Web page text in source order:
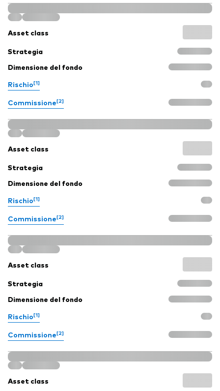
Asset class
Strategia
Dimensione del fondo
Rischio[1]
Commissione[2]
Asset class
Strategia
Dimensione del fondo
Rischio[1]
Commissione[2]
Asset class
Strategia
Dimensione del fondo
Rischio[1]
Commissione[2]
Asset class